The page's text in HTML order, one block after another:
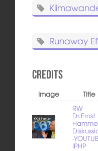
Runaway
Credits
Image Title
RW –
Dr.Ernst
Hammel
-
IPHP